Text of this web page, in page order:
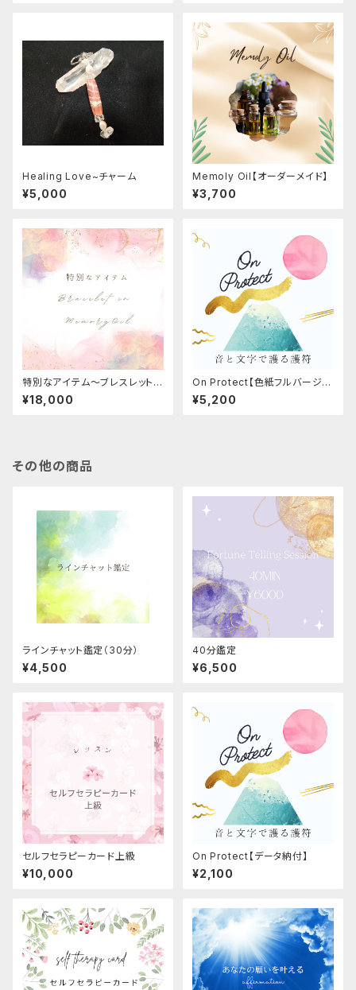
Healing Love~チャーム
¥5,000
Memoly Oil【オーダーメイド】
¥3,700
特別なアイテム〜ブレスレット i
n memoryOil
¥18,000
On Protect【色紙フルバージョ
ン】
¥5,200
その他の商品
ラインチャット鑑定（30分）
¥4,500
40分鑑定
¥6,500
セルフセラピーカード上級
¥10,000
On Protect【データ納付】
¥2,100